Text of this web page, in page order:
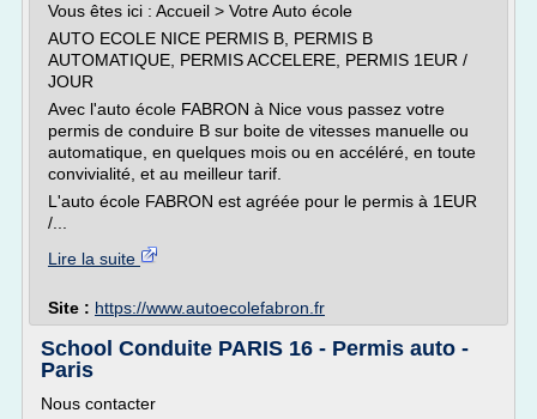
Vous êtes ici : Accueil > Votre Auto école
AUTO ECOLE NICE PERMIS B, PERMIS B
AUTOMATIQUE, PERMIS ACCELERE, PERMIS 1EUR /
JOUR
Avec l'auto école FABRON à Nice vous passez votre
permis de conduire B sur boite de vitesses manuelle ou
automatique, en quelques mois ou en accéléré, en toute
convivialité, et au meilleur tarif.
L'auto école FABRON est agréée pour le permis à 1EUR
/...
Lire la suite
Site : https://www.autoecolefabron.fr
School Conduite PARIS 16 - Permis auto -
Paris
Nous contacter